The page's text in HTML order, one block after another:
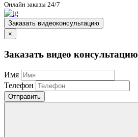
Онлайн заказы 24/7
Заказать видеоконсультацию
×
Заказать видео консультацию
Имя
Телефон
Отправить